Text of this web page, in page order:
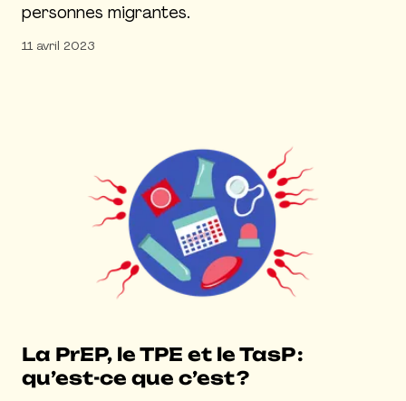
personnes migrantes.
11 avril 2023
La PrEP, le TPE et le TasP :
qu’est-ce que c’est ?